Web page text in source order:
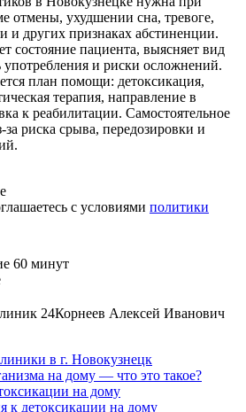
отмены, ухудшении сна, тревоге,
и других признаках абстиненции.
состояние пациента, выясняет вид
употребления и риски осложнений.
план помощи: детоксикация,
терапия, направление в
к реабилитации. Самостоятельное
риска срыва, передозировки и
с условиями политики
60 минут
24Корнеев Алексей Иванович
в г. Новокузнецк
на дому — что это такое?
на дому
к детоксикации на дому